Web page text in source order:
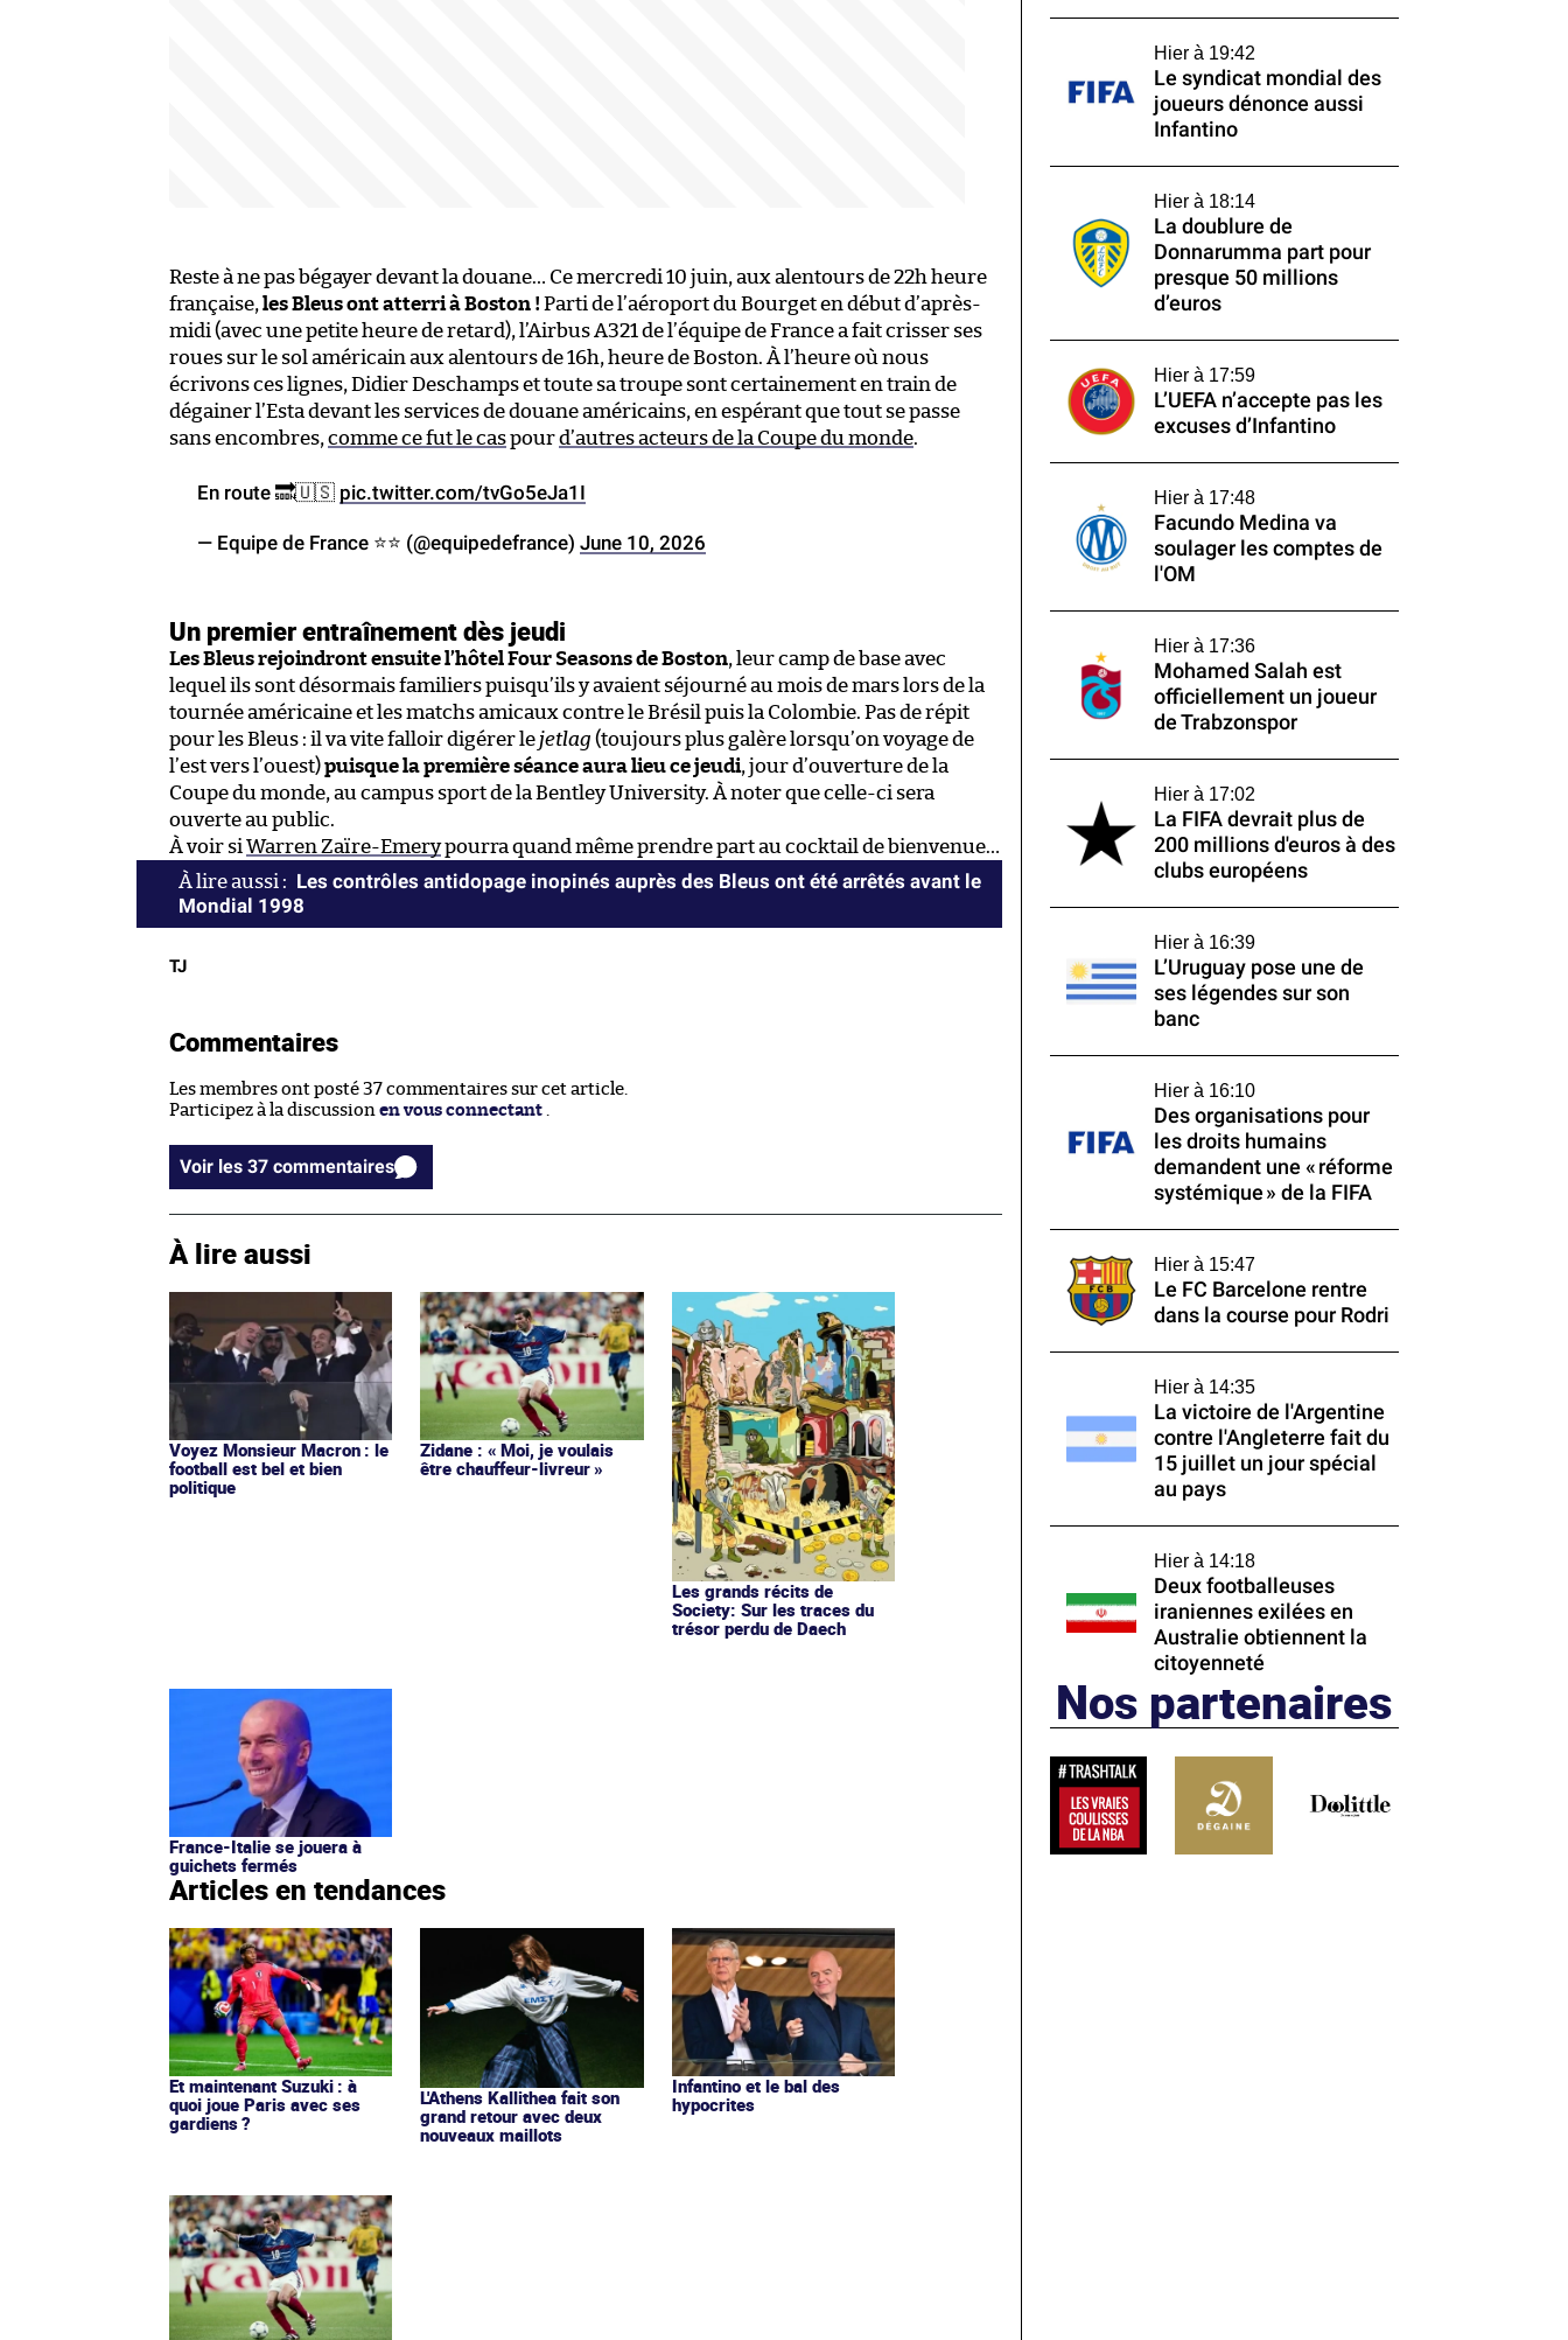
Reste à ne pas bégayer devant la douane… Ce mercredi 10 juin, aux alentours de 22h heure
française, les Bleus ont atterri à Boston ! Parti de l’aéroport du Bourget en début d’après-
midi (avec une petite heure de retard), l’Airbus A321 de l’équipe de France a fait crisser ses
roues sur le sol américain aux alentours de 16h, heure de Boston. À l’heure où nous
écrivons ces lignes, Didier Deschamps et toute sa troupe sont certainement en train de
dégainer l’Esta devant les services de douane américains, en espérant que tout se passe
sans encombres, comme ce fut le caspourd’autres acteurs de la Coupe du monde.
En route 🔜🇺🇸 pic.twitter.com/tvGo5eJa1I
— Equipe de France ⭐⭐ (@equipedefrance) June 10, 2026
Un premier entraînement dès jeudi
Les Bleus rejoindront ensuite l’hôtel Four Seasons de Boston, leur camp de base avec
lequel ils sont désormais familiers puisqu’ils y avaient séjourné au mois de mars lors de la
tournée américaine et les matchs amicaux contre le Brésil puis la Colombie. Pas de répit
pour les Bleus : il va vite falloir digérer le jetlag (toujours plus galère lorsqu’on voyage de
l’est vers l’ouest)puisque la première séance aura lieu ce jeudi, jour d’ouverture de la
Coupe du monde, au campus sport de la Bentley University. À noter que celle-ci sera
ouverte au public.
À voir si Warren Zaïre-Emerypourra quand même prendre part au cocktail de bienvenue…
Les contrôles antidopage inopinés auprès des Bleus ont été arrêtés avant le
Mondial 1998
TJ
Commentaires
Les membres ont posté 37 commentaires sur cet article.
Participez à la discussion en vous connectant
Voir les 37 commentaires
À lire aussi
Voyez Monsieur Macron : le
football est bel et bien
politique
Zidane : « Moi, je voulais
être chauffeur-livreur »
Les grands récits de
Society: Sur les traces du
trésor perdu de Daech
France-Italie se jouera à
guichets fermés
Articles en tendances
Et maintenant Suzuki : à
quoi joue Paris avec ses
gardiens ?
L'Athens Kallithea fait son
grand retour avec deux
nouveaux maillots
Infantino et le bal des
hypocrites
Hier à 19:42
Le syndicat mondial des
joueurs dénonce aussi
Infantino
Hier à 18:14
La doublure de
Donnarumma part pour
presque 50 millions
d’euros
Hier à 17:59
L’UEFA n’accepte pas les
excuses d’Infantino
Hier à 17:48
Facundo Medina va
soulager les comptes de
l'OM
Hier à 17:36
Mohamed Salah est
officiellement un joueur
de Trabzonspor
Hier à 17:02
La FIFA devrait plus de
200 millions d'euros à des
clubs européens
Hier à 16:39
L’Uruguay pose une de
ses légendes sur son
banc
Hier à 16:10
Des organisations pour
les droits humains
demandent une « réforme
systémique » de la FIFA
Hier à 15:47
Le FC Barcelone rentre
dans la course pour Rodri
Hier à 14:35
La victoire de l'Argentine
contre l'Angleterre fait du
15 juillet un jour spécial
au pays
Hier à 14:18
Deux footballeuses
iraniennes exilées en
Australie obtiennent la
citoyenneté
Nos partenaires